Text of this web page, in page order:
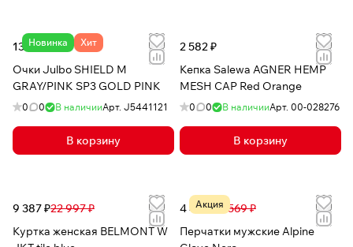
Новинка Хит
13 340 ₽
Очки Julbo SHIELD M
GRAY/PINK SP3 GOLD PINK
0 0 В наличииАрт. J5441121
В корзину
2 582 ₽
Кепка Salewa AGNER HEMP
MESH CAP Red Orange
0 0 В наличииАрт. 00-028276
В корзину
9 387 ₽22 997 ₽
Куртка женская BELMONT W
Акция
4 468 ₽5 569 ₽
Перчатки мужские Alpine